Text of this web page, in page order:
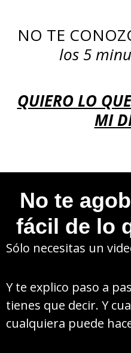
NO TE
los 5
QUIERO LO
MI
No te
fácil de lo
Sólo necesitas un
Y te explico paso a
tienes que decir. Y
cualquiera puede